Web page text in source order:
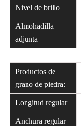
Nivel de brillo
Almohadilla
adjunta
Productos de
grano de piedra:
Longitud regular
Anchura regular